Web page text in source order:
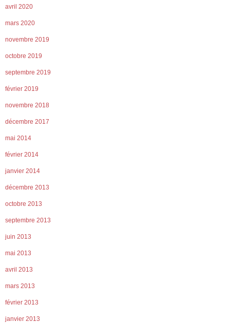
avril 2020
mars 2020
novembre 2019
octobre 2019
septembre 2019
février 2019
novembre 2018
décembre 2017
mai 2014
février 2014
janvier 2014
décembre 2013
octobre 2013
septembre 2013
juin 2013
mai 2013
avril 2013
mars 2013
février 2013
janvier 2013